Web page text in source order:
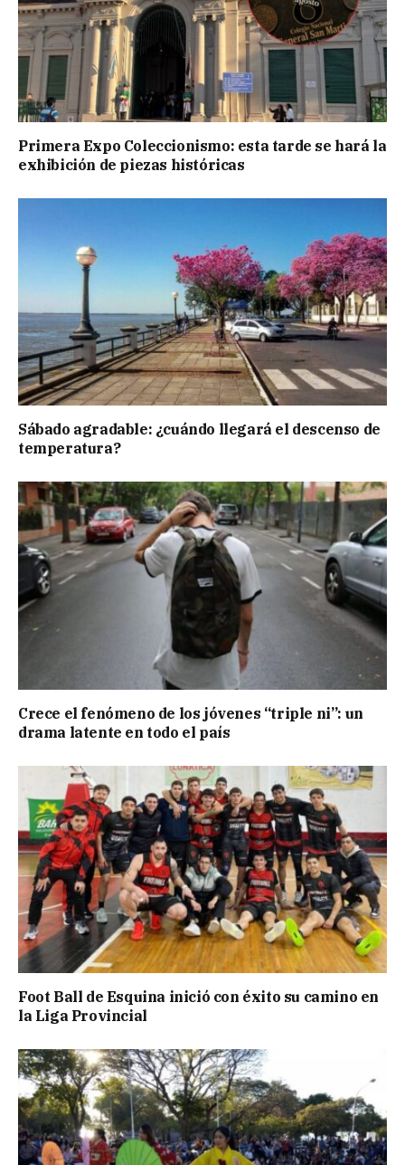
Primera Expo Coleccionismo: esta tarde se hará la
exhibición de piezas históricas
Sábado agradable: ¿cuándo llegará el descenso de
temperatura?
Crece el fenómeno de los jóvenes “triple ni”: un
drama latente en todo el país
Foot Ball de Esquina inició con éxito su camino en
la Liga Provincial